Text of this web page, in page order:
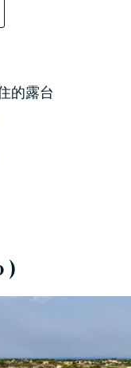
服務，與大自
浴室，擁有
別是其中之
用浴室，而
的理想場
的露台
)